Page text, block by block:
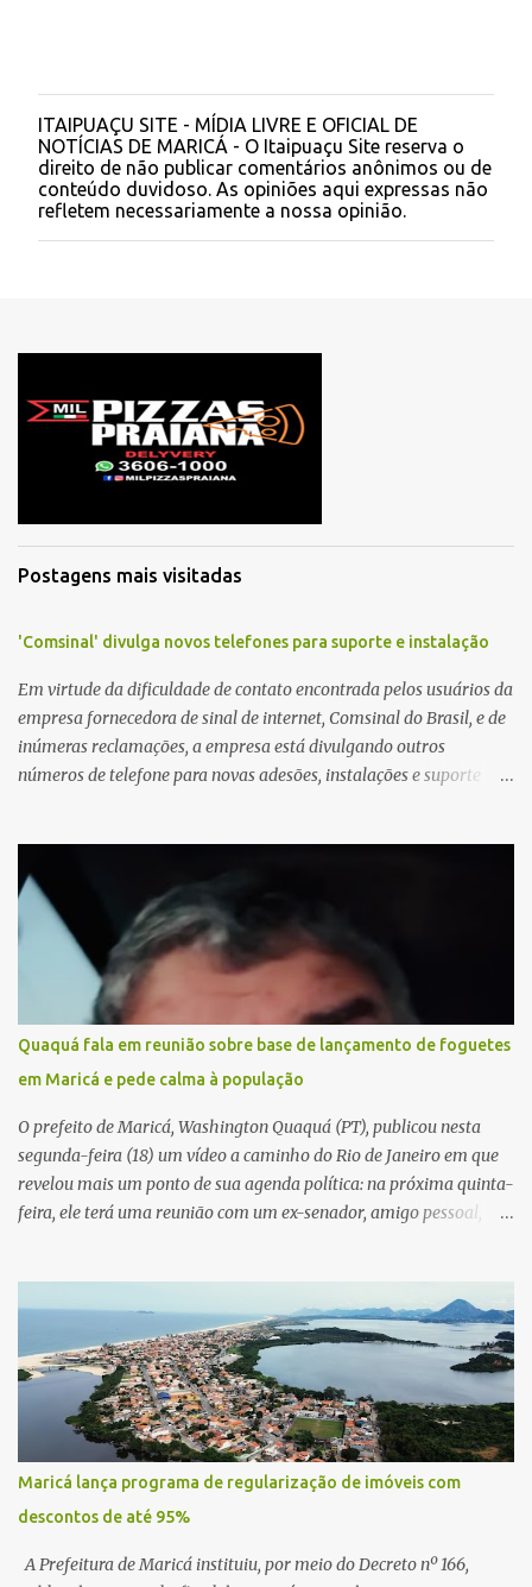
P
o
s
t
a
r
t
ITAIPUAÇU SITE - MÍDIA LIVRE E OFICIAL DE
NOTÍCIAS DE MARICÁ - O Itaipuaçu Site reserva o
direito de não publicar comentários anônimos ou de
conteúdo duvidoso. As opiniões aqui expressas não
refletem necessariamente a nossa opinião.
Postagens mais visitadas
'Comsinal' divulga novos telefones para suporte e instalação
Em virtude da dificuldade de contato encontrada pelos usuários da
empresa fornecedora de sinal de internet, Comsinal do Brasil, e de
inúmeras reclamações, a empresa está divulgando outros
números de telefone para novas adesões, instalações e suporte
Quaquá fala em reunião sobre base de lançamento de foguetes
em Maricá e pede calma à população
O prefeito de Maricá, Washington Quaquá (PT), publicou nesta
segunda-feira (18) um vídeo a caminho do Rio de Janeiro em que
revelou mais um ponto de sua agenda política: na próxima quinta-
feira, ele terá uma reunião com um ex-senador, amigo pessoal,
atenção pela ousadia do projeto, que colocaria Maricá em um
novo patamar de visibilidade tecnológica e estratégica. Segundo
Quaquá, a conversa será o início de um debate maior sobre a
viabilidade dessa estrutura na cidade. Durante o vídeo, o prefeito
também respondeu às críticas que vem recebendo. Segundo ele,
muitas pessoas estão dizendo que promete muito, mas não estaria
entregando resultados imediatos. Quaquá pediu paciência e
garantiu que os frutos começarão a aparecer em breve. “O pessoal
fala que eu prometo muito, mas não faço nada. Eu digo: calma.
Vocês Esperam, daqui a um ano o que será feito em Mari...
Maricá lança programa de regularização de imóveis com
descontos de até 95%
A Prefeitura de Maricá instituiu, por meio do Decreto nº 166,